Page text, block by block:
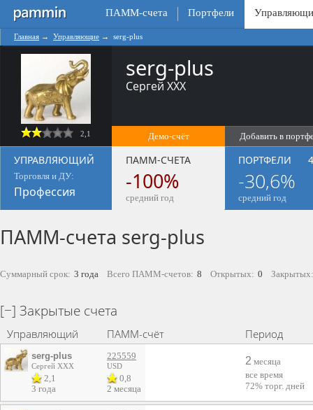
ПАММ-счета Портфели
Главная → Управляющие → serg-plus
2,1
serg-plus
Сергей ХХХ
Демо-счёт
Добавить в
0
УПРАВЛЯЮЩИЙ
Торговля и ДУ:
Профессия
ПАММ-СЧЕТА
-100%
средний год
ПОРТФЕЛИ
-30,6%
средний год
ПАММ-счета serg-plus
Суммарный срок: 3 года Всего ПАММ-счетов: 8 Открытых: 0 Закрытых:
Закрытые счета
Управляющий ПАММ-счёт Период
serg-plus
Сергей ХХХ
2,1
3 года
225559
USD
0,8
2 месяца
2 месяца
все время
72% торг. дней